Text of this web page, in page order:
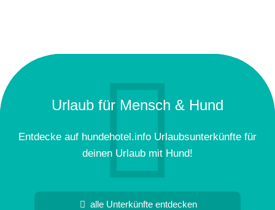
Urlaub für Mensch & Hund
Entdecke auf hundehotel.info Urlaubsunterkünfte für
deinen Urlaub mit Hund!
alle Unterkünfte entdecken